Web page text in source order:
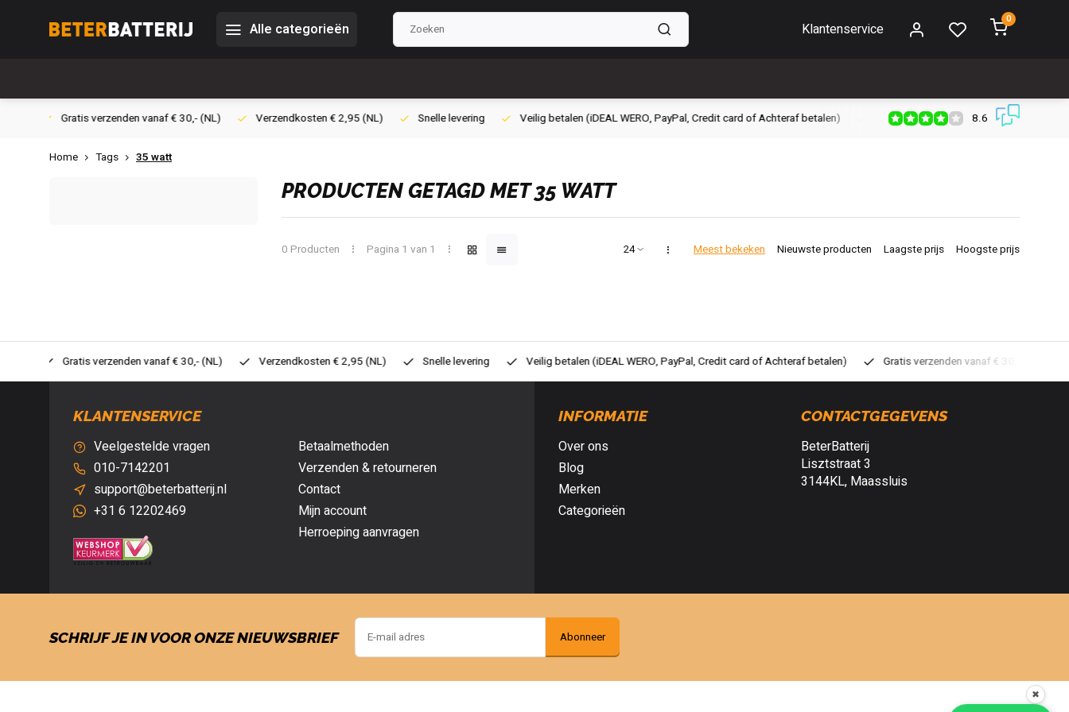
Alle categorieën Klantenservice
0
30,- (NL) Verzendkosten € 2,95 (NL) Snelle levering Veilig betalen (iDEAL WERO, PayPal, Credit card of Achteraf betalen) Gratis verzenden vanaf € 30,- (NL) Verzendkosten € 2,95 (NL)
8.6
Home Tags 35 watt
PRODUCTEN GETAGD MET 35 WATT
0 Producten Pagina 1 van 1 Meest bekeken Nieuwste producten Laagste prijs Hoogste prijs
€ 30,- (NL) Verzendkosten € 2,95 (NL) Snelle levering Veilig betalen (iDEAL WERO, PayPal, Credit card of Achteraf betalen) Gratis verzenden vanaf € 30,- (NL) Verzendkosten € 2,95 (NL)
KLANTENSERVICE
Veelgestelde vragen
010-7142201
support@beterbatterij.nl
+31 6 12202469
Betaalmethoden
Verzenden & retourneren
Contact
Mijn account
Herroeping aanvragen
INFORMATIE
Over ons
Blog
Merken
Categorieën
CONTACTGEGEVENS
BeterBatterij
Lisztstraat 3
3144KL, Maassluis
SCHRIJF JE IN VOOR ONZE NIEUWSBRIEF Abonneer
✖